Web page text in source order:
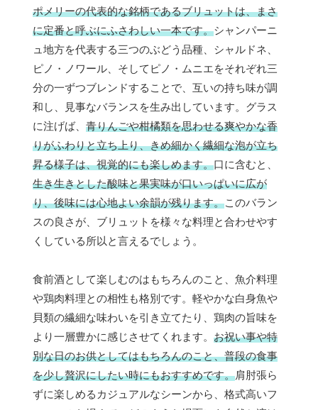
ポメリーの代表的な銘柄であるブリュットは、まさ
に定番と呼ぶにふさわしい一本です。シャンパーニ
ュ地方を代表する三つのぶどう品種、シャルドネ、
ピノ・ノワール、そしてピノ・ムニエをそれぞれ三
分の一ずつブレンドすることで、互いの持ち味が調
和し、見事なバランスを生み出しています。グラス
に注げば、 青りんごや柑橘類を思わせる爽やかな香
りがふわりと立ち上り、きめ細かく繊細な泡が立ち
昇る様子は、視覚的にも楽しめます。口に含むと、
生き生きとした酸味と果実味が口いっぱいに広が
り、後味には心地よい余韻が残ります。このバラン
スの良さが、ブリュットを様々な料理と合わせやす
くしている所以と言えるでしょう。
食前酒として楽しむのはもちろんのこと、魚介料理
や鶏肉料理との相性も格別です。軽やかな白身魚や
貝類の繊細な味わいを引き立てたり、鶏肉の旨味を
より一層豊かに感じさせてくれます。 お祝い事や特
別な日のお供としてはもちろんのこと、普段の食事
を少し贅沢にしたい時にもおすすめです。肩肘張ら
ずに楽しめるカジュアルなシーンから、格式高いフ